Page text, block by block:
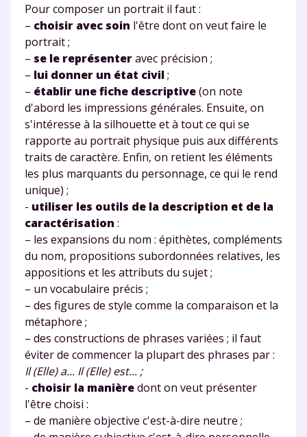
Pour composer un portrait il faut :
– choisir avec soin l'être dont on veut faire le
portrait ;
– se le représenteravec précision ;
– lui donner un état civil;
– établir une fiche descriptive(on note
d'abord les impressions générales. Ensuite, on
s'intéresse à la silhouette et à tout ce qui se
rapporte au portrait physique puis aux différents
traits de caractère. Enfin, on retient les éléments
les plus marquants du personnage, ce qui le rend
unique) ;
- utiliser les outils de la description et de la
caractérisation :
– les expansions du nom : épithètes, compléments
du nom, propositions subordonnées relatives, les
appositions et les attributs du sujet ;
– un vocabulaire précis ;
– des figures de style comme la comparaison et la
métaphore ;
– des constructions de phrases variées ; il faut
éviter de commencer la plupart des phrases par :
Il (Elle) a... Il (Elle) est... ;
- choisir la manièredont on veut présenter
l'être choisi :
– de manière objective c'est-à-dire neutre ;